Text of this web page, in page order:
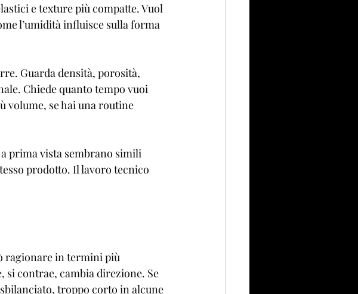
e texture più compatte. Vuol
l’umidità influisce sulla forma
Guarda densità, porosità,
Chiede quanto tempo vuoi
volume, se hai una routine
prima vista sembrano simili
prodotto. Il lavoro tecnico
ragionare in termini più
si contrae, cambia direzione. Se
troppo corto in alcune